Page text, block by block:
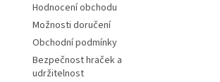
Hodnocení obchodu
Možnosti doručení
Obchodní podmínky
Bezpečnost hraček a
udržitelnost